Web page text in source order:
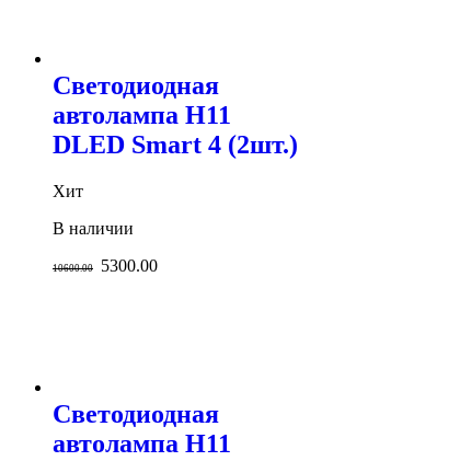
Светодиодная
автолампа H11
DLED Smart 4 (2шт.)
Хит
В наличии
10600.00 5300.00
Светодиодная
автолампа H11